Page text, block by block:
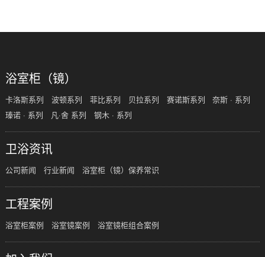
浴室柜（镜）
卡洛斯系列 波顿系列 菲比系列 贝拉系列 赛诺斯系列
奈斯 · 系列
瑧诺 · 系列
凡·舍 系列 钢木 · 系列
卫浴资讯
公司新闻 行业新闻 浴室柜（镜）保养常识
工程案例
浴室柜案例 浴室镜案例 浴室镜柜组合案例